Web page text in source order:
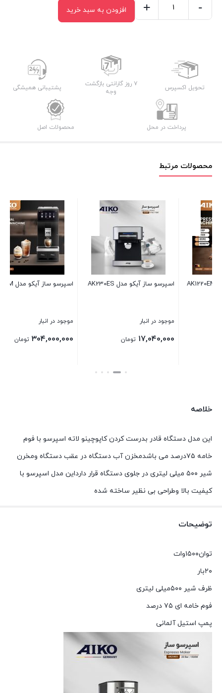
AK234ES
-
+ افزودن به سبد خرید
تحویل اکسپرس
۷ روز گارانتی بازگشت
وجه
پشتیبانی همیشگی
پرداخت در محل محصولات اصل
محصولات مرتبط
اسپرسو ساز آیکو مدل AK1221EM
موجود در انبار
۳۰۴,۰۰۰,۰۰۰ تومان
اسپرسو ساز آیکو مدل AK224ES
موجود در انبار
۳۰,۴۰۰,۰۰۰ تومان
بستن
خلاصه
این مدل دستگاه قادر بدرست کردن کاپوچینو لاته اسپرسو با فوم
خامه ۷۵درصد می باشدمخزن آب دستگاه در عقب دستگاه ومخرن
شیر ۵۰۰ میلی لیتری در جلوی دستگاه قرار دارداین مدل اسپرسو با
کیفیت بالا وطراحی بی نظیر ساخته شده
توضیحات
توان۱۵۰۰وات
۲۰بار
ظرف شیر ۵۰۰میلی لیتری
فوم خامه ای ۷۵ درصد
پمپ استیل آلمانی